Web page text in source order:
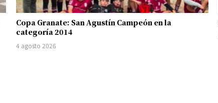
Copa Granate: San Agustín Campeón en la
categoría 2014
4 agosto 2026